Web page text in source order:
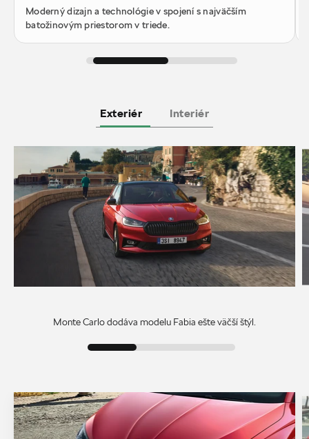
Moderný dizajn a technológie v spojení s najväčším
batožinovým priestorom v triede.
Exteriér Interiér
Monte Carlo dodáva modelu Fabia ešte väčší štýl.